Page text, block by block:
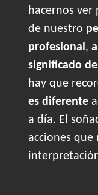
hacernos ver
de nuestro
profesional,
significado
hay que
es diferente
a día. El
acciones que